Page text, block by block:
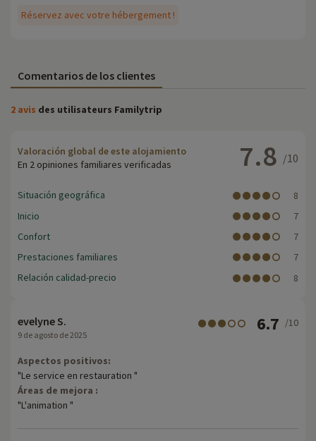
Réservez avec votre hébergement !
Comentarios de los clientes
2 avis des utilisateurs Familytrip
Valoración global de este alojamiento
En 2 opiniones familiares verificadas
7.8 /10
Situación geográfica
8
Inicio
7
Confort
7
Prestaciones familiares
7
Relación calidad-precio
8
evelyne S.
9 de agosto de 2025
6.7 /10
Aspectos positivos:
"Le service en restauration "
Áreas de mejora :
"L'animation "